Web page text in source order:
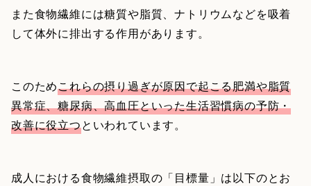
また食物繊維には糖質や脂質、ナトリウムなどを吸着
して体外に排出する作用があります。
このためこれらの摂り過ぎが原因で起こる肥満や脂質
異常症、糖尿病、高血圧といった生活習慣病の予防・
改善に役立つといわれています。
成人における食物繊維摂取の「目標量」は以下のとお